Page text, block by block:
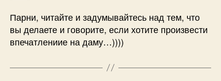
Парни, читайте и задумывайтесь над тем, что
вы делаете и говорите, если хотите произвести
впечатлениие на даму…))))